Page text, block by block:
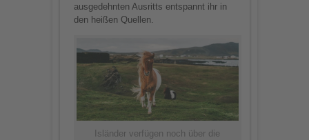
ausgedehnten Ausritts entspannt ihr in
den heißen Quellen.
Isländer verfügen noch über die